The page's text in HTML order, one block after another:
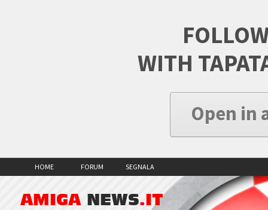
WITH
Open in
HOME FORUM SEGNALA
AMIGA NEWS.IT